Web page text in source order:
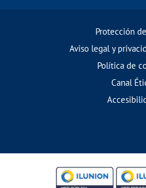
Protección
Aviso legal y
Política de
Canal